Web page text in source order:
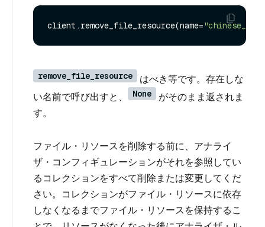
client.remove_file_resource(name=
remove_file_resource
はべき等です。存在しな
い名前で呼び出すと、
None
がそのまま返されま
す。
ファイル・リソースを削除する前に、アナライ
ザ・コンフィギュレーションがそれを参照してい
るコレクションをすべて削除または変更してくだ
さい。コレクションがファイル・リソースに依存
しなくなるまでファイル・リソースを保持するこ